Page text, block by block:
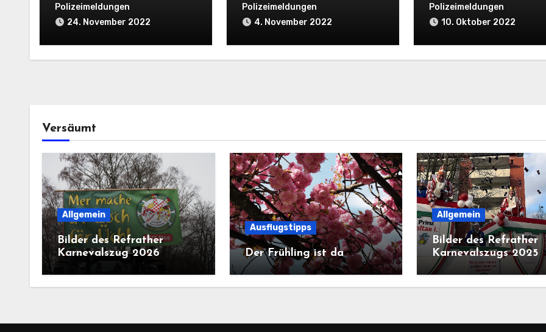
Einbrüche in
Einfamilienhäuser am
Polizeimeldungen
24. November 2022
Wohnungseinbrüche in
einer Nacht
Polizeimeldungen
4. November 2022
Eiscafé
Polizeimeldungen
10. Oktober 2022
Versäumt
Allgemein
Bilder des Refrather
Karnevalszug 2026
Ausflugstipps
Der Frühling ist da
Allgemein
Bilder des Refrather
Karnevalszugs 2025